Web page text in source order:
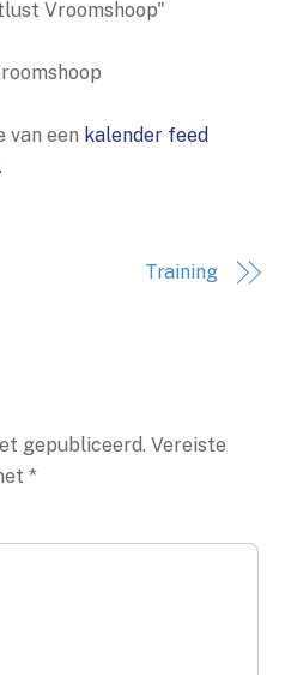
Vroomshoop"
van een kalender feed
Training
gepubliceerd. Vereiste
*